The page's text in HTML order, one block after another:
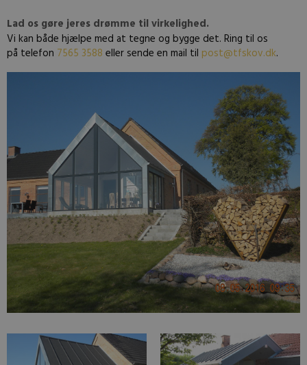
Lad os gøre jeres drømme til virkelighed.
Vi kan både hjælpe med at tegne og bygge det. Ring til os
på telefon 7565 3588 eller sende en mail til post@tfskov.dk.